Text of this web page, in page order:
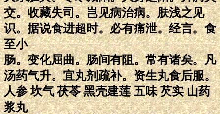
交。收藏失司。岂见病治病。肤浅之见
识。据说食进超时。必有痛泄。经言。食
至小
肠。变化屈曲。肠间有阻。常有诸矣。凡
汤药气升。宜丸剂疏补。资生丸食后服。
人参 坎气 茯苓 黑壳建莲 五味 芡实 山药
浆丸